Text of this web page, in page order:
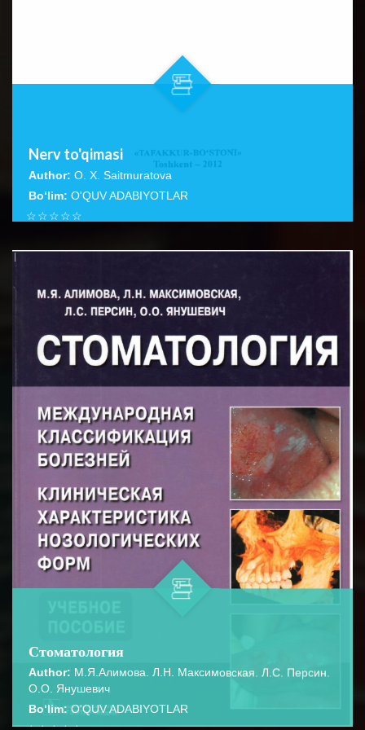
Nerv to'qimasi
Author: O. X. Saitmuratova
Bo‘lim: O'QUV ADABIYOTLAR
☆
☆
☆
☆
☆
Ushbu qo‘llanmada, asosan nerv hujayralarining tuzilishi,
to‘qimasi,...
Стоматология
Author: М.Я.Алимова. Л.Н. Максимовская. Л.С. Персин.
О.О. Янушевич
Bo‘lim: O'QUV ADABIYOTLAR